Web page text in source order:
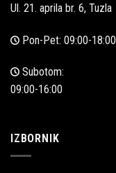
Ul. 21. aprila br. 6, Tuzla
Pon-Pet: 09:00-18:00
Subotom:
09:00-16:00
IZBORNIK